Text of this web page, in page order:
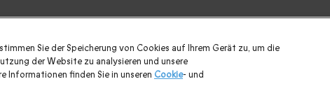
Weitere Geschenkideen ansehen:
|Kurzurlaub|Geschenk für Maenner
Sie der Speicherung von Cookies auf Ihrem Gerät zu, um die
der Website zu analysieren und unsere
finden Sie in unseren Cookie- und